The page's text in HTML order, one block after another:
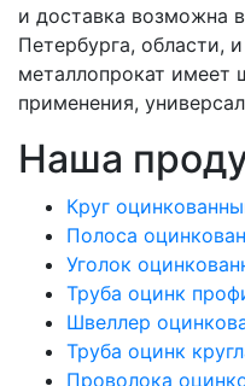
и доставка возможна
Петербурга, области,
металлопрокат имеет
применения,
Наша
Круг
Полоса
Уголок
Труба оцинк
Швеллер
Труба оцинк
Проволока